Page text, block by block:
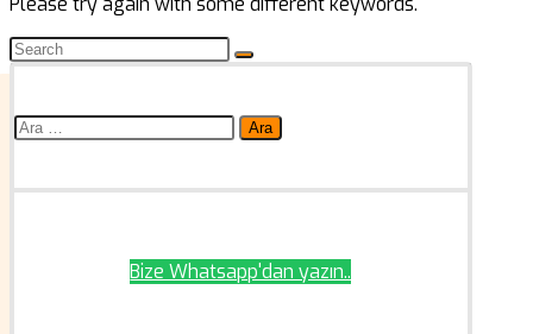
Arama:
Bize Whatsapp'dan yazın..